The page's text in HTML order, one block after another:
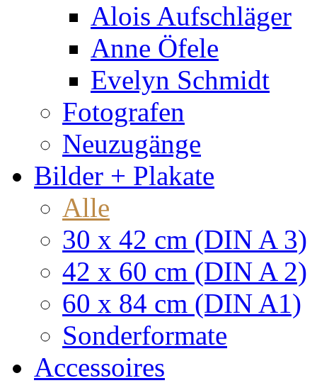
Alois Aufschläger
Anne Öfele
Evelyn Schmidt
Fotografen
Neuzugänge
Bilder + Plakate
Alle
30 x 42 cm (DIN A 3)
42 x 60 cm (DIN A 2)
60 x 84 cm (DIN A1)
Sonderformate
Accessoires